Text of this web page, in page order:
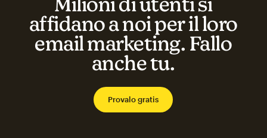
affidano a noi per il loro
email marketing. Fallo
anche tu.
Provalo gratis